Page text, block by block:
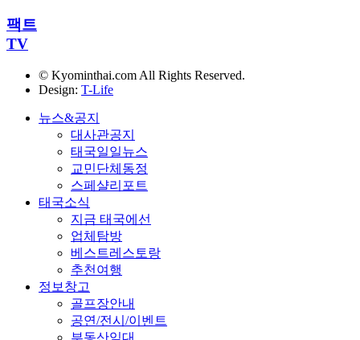
팩트
TV
© Kyominthai.com All Rights Reserved.
Design: T-Life
뉴스&공지
대사관공지
태국일일뉴스
교민단체동정
스페샬리포트
태국소식
지금 태국에선
업체탐방
베스트레스토랑
추천여행
정보창고
골프장안내
공연/전시/이벤트
부동산임대